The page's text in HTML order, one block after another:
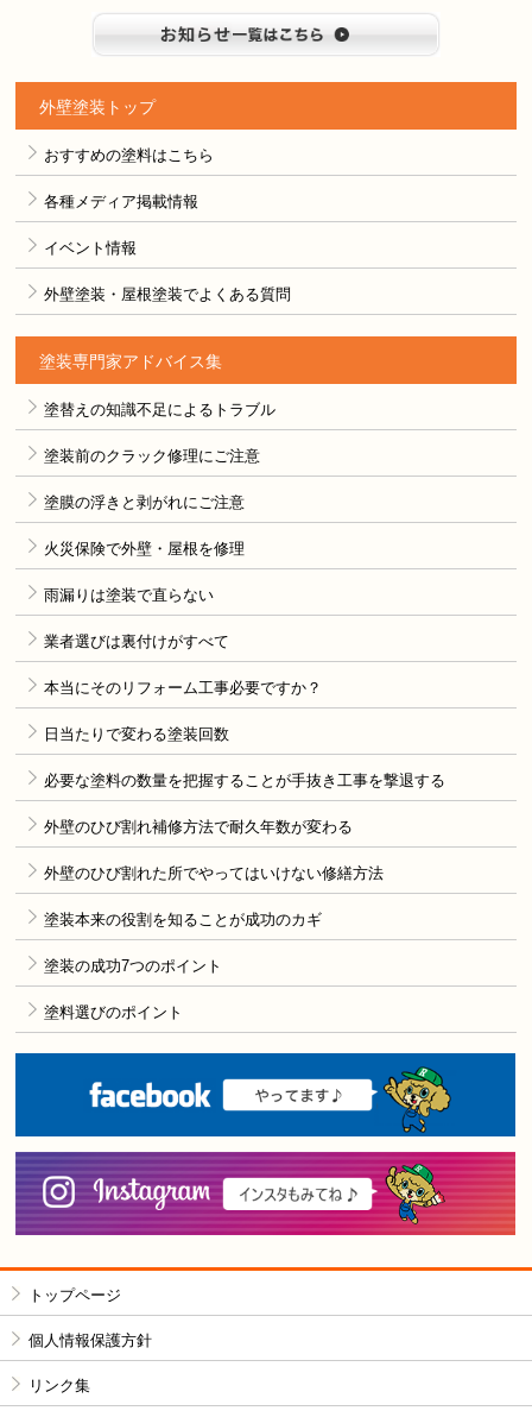
外壁塗装トップ
おすすめの塗料はこちら
各種メディア掲載情報
イベント情報
外壁塗装・屋根塗装でよくある質問
塗装専門家アドバイス集
塗替えの知識不足によるトラブル
塗装前のクラック修理にご注意
塗膜の浮きと剥がれにご注意
火災保険で外壁・屋根を修理
雨漏りは塗装で直らない
業者選びは裏付けがすべて
本当にそのリフォーム工事必要ですか？
日当たりで変わる塗装回数
必要な塗料の数量を把握することが手抜き工事を撃退する
外壁のひび割れ補修方法で耐久年数が変わる
外壁のひび割れた所でやってはいけない修繕方法
塗装本来の役割を知ることが成功のカギ
塗装の成功7つのポイント
塗料選びのポイント
トップページ
個人情報保護方針
リンク集